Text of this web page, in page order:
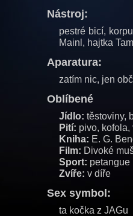
Nástroj:
pestré bicí,
Mainl, hajtka
Aparatura:
zatím nic, jen
Oblíbené
Jídlo: těstoviny,
Pití: pivo,
Kniha: E. G.
Film: Divoké
Sport: petangue
Zvíře: v díře
Sex symbol:
ta kočka z JAGu